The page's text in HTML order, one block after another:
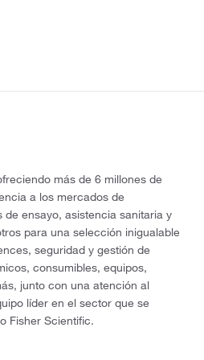
más de 6 millones de
a los mercados de
ensayo, asistencia sanitaria y
para una selección inigualable
seguridad y gestión de
consumibles, equipos,
junto con una atención al
líder en el sector que se
Fisher Scientific.